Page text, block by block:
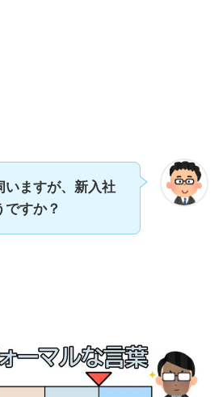
いますが、新入社
ですか？